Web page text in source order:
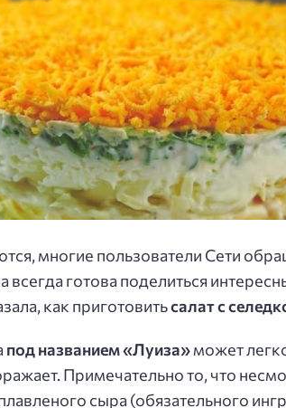
многие пользователи Сети
готова поделиться
как приготовитьсалат с
под названием «Луиза»может
Примечательно то, что
сыра (обязательного